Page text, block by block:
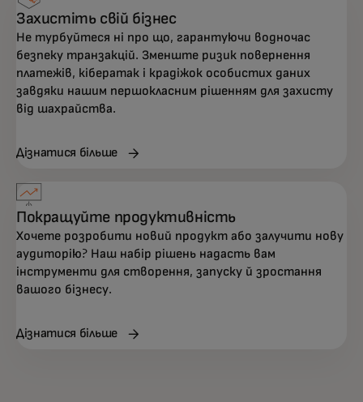
Захистіть свій бізнес
Не турбуйтеся ні про що, гарантуючи водночас
безпеку транзакцій. Зменште ризик повернення
платежів, кібератак і крадіжок особистих даних
завдяки нашим першокласним рішенням для захисту
від шахрайства.
Дізнатися більше
Покращуйте продуктивність
Хочете розробити новий продукт або залучити нову
аудиторію? Наш набір рішень надасть вам
інструменти для створення, запуску й зростання
вашого бізнесу.
Дізнатися більше